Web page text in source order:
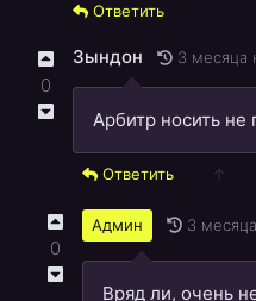
Ответить
0
Зындон 3 месяца
Арбитр носить не
Ответить ↑
0
Админ 3
Вряд ли, очень